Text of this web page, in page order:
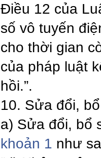
Điều 12 của
số vô tuyến
cho thời gian
của pháp luật
hồi.”.
10. Sửa đổi,
a) Sửa đổi, bổ
khoản 1 như